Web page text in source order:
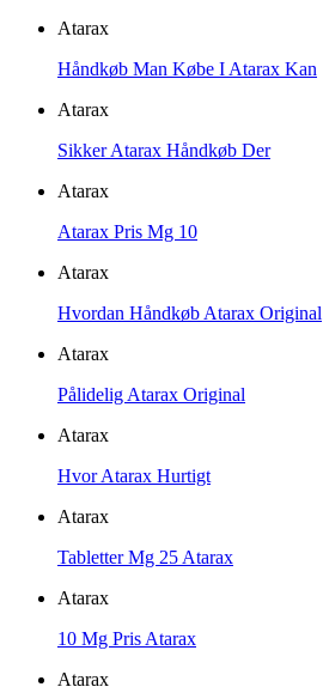
Atarax
Håndkøb Man Købe I Atarax Kan
Atarax
Sikker Atarax Håndkøb Der
Atarax
Atarax Pris Mg 10
Atarax
Hvordan Håndkøb Atarax Original
Atarax
Pålidelig Atarax Original
Atarax
Hvor Atarax Hurtigt
Atarax
Tabletter Mg 25 Atarax
Atarax
10 Mg Pris Atarax
Atarax